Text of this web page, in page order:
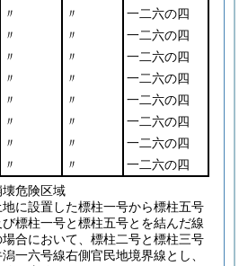
〃 〃
一二六の四
〃 〃
一二六の四
〃 〃
一二六の四
〃 〃
一二六の四
〃 〃
一二六の四
〃 〃
一二六の四
〃 〃
一二六の四
〃 〃
一二六の四
危険区域
に設置した標柱一号から標柱五号
標柱一号と標柱五号とを結んだ線
合において、標柱二号と標柱三号
一六号線右側官民地境界線とし、